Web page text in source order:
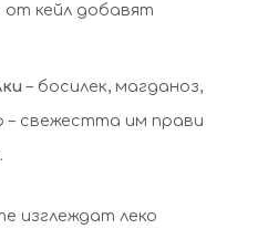
от кейл добавят
– босилек, магданоз,
– свежестта им прави
изглеждат леко